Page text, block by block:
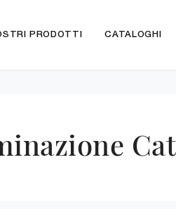
PRODOTTI CATALOGHI